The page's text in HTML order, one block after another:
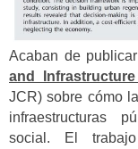
Acaban de
and
JCR) sobre cómo
infraestructuras
social. El